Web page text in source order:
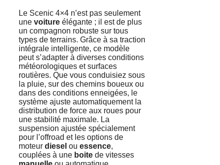
Le Scenic 4×4 n’est pas seulement
une voiture élégante ; il est de plus
un compagnon robuste sur tous
types de terrains. Grâce à sa traction
intégrale intelligente, ce modèle
peut s’adapter à diverses conditions
météorologiques et surfaces
routières. Que vous conduisiez sous
la pluie, sur des chemins boueux ou
dans des conditions enneigées, le
système ajuste automatiquement la
distribution de force aux roues pour
une stabilité maximale. La
suspension ajustée spécialement
pour l’offroad et les options de
moteur diesel ou essence,
couplées à une boite de vitesses